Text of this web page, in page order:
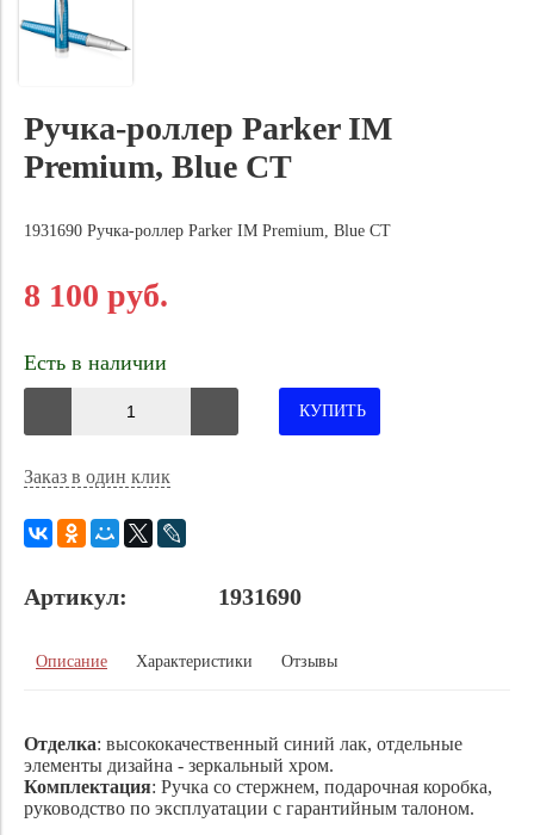
Ручка-роллер Parker IM
Premium, Blue CT
1931690 Ручка-роллер Parker IM Premium, Blue CT
8 100 руб.
Есть в наличии
КУПИТЬ
Заказ в один клик
Артикул: 1931690
Описание Характеристики Отзывы
Отделка: высококачественный синий лак, отдельные
элементы дизайна - зеркальный хром.
Комплектация: Ручка со стержнем, подарочная коробка,
руководство по эксплуатации с гарантийным талоном.